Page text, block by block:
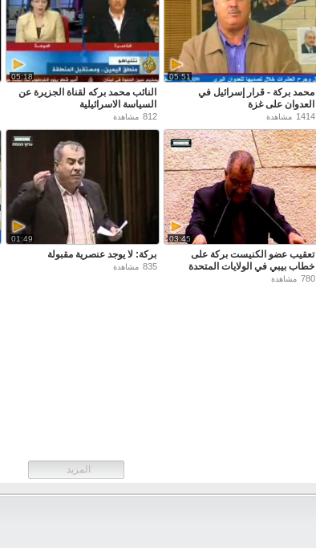
05:51
محمد بركة - قرار إسرائيل في
العدوان على غزة
1414 مشاهدة
05:18
النائب محمد بركه لقناة الجزيرة عن
السياسة الاسرائيلية
812 مشاهدة
03:45
تعقيب عضو الكنيست بركة على
خطاب بيبي في الولايات المتحدة
780 مشاهدة
01:49
بركة: لا يوجد عنصرية مقبولة
835 مشاهدة
المزيد